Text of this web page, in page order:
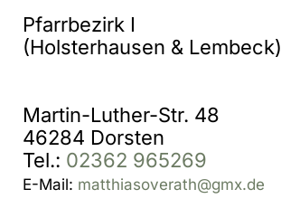
Pfarrbezirk I
(Holsterhausen & Lembeck)
Martin-Luther-Str. 48
46284 Dorsten
Tel.: 02362 965269
E-Mail: matthiasoverath@gmx.de